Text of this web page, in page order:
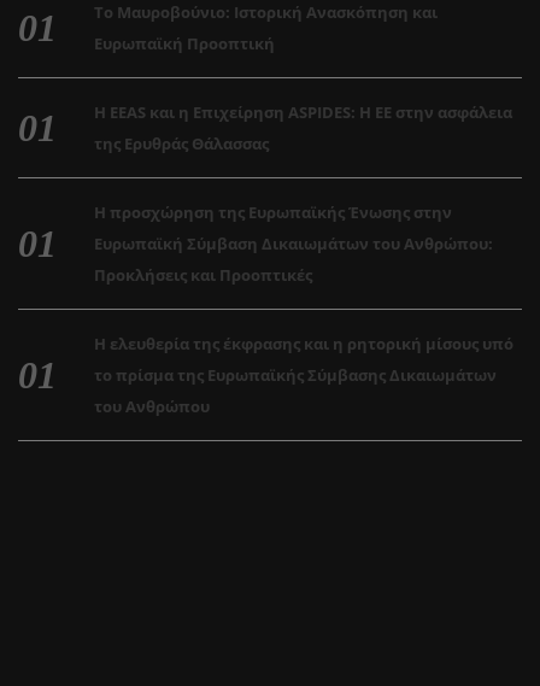
Το Μαυροβούνιο: Ιστορική Ανασκόπηση και
Ευρωπαϊκή Προοπτική
Η EEAS και η Επιχείρηση ASPIDES: Η ΕΕ στην ασφάλεια
της Ερυθράς Θάλασσας
Η προσχώρηση της Ευρωπαϊκής Ένωσης στην
Ευρωπαϊκή Σύμβαση Δικαιωμάτων του Ανθρώπου:
Προκλήσεις και Προοπτικές
Η ελευθερία της έκφρασης και η ρητορική μίσους υπό
το πρίσμα της Ευρωπαϊκής Σύμβασης Δικαιωμάτων
του Ανθρώπου